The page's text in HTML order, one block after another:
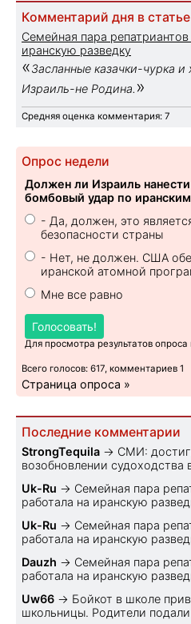
Комментарий дня в
Семейная пара
иранскую разведку
«Засланные казачки-чурка
Израиль-не Родина. »
Средняя оценка комментария: 7
Опрос недели
Должен ли Израиль
бомбовый удар по
- Да, должен, это
безопасности страны
- Нет, не должен. США
иранской атомной
Мне все равно
Голосовать!
Для просмотра результатов
Всего голосов: 617, комментариев 1
Страница опроса »
Последние комментарии
StrongTequila → СМИ:
возобновлении
Uk-Ru → Семейная пара
работала на иранскую
Uk-Ru → Семейная пара
работала на иранскую
Dauzh → Семейная пара
работала на иранскую
Uw66 → Бойкот в школе
школьницы. Родители